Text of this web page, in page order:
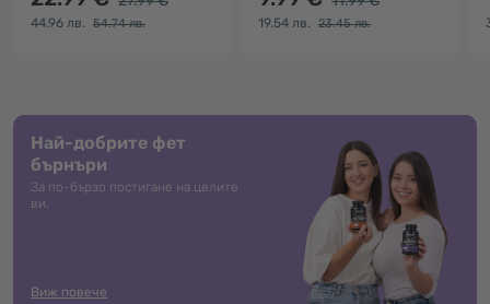
44.96 лв. 54.74 лв. 19.54 лв. 23.45 лв.
Най-добрите фет
бърнъри
За по-бързо постигане на целите
ви.
Виж повече